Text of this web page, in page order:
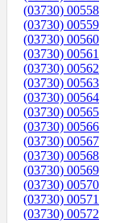
(03730) 00558
(03730) 00559
(03730) 00560
(03730) 00561
(03730) 00562
(03730) 00563
(03730) 00564
(03730) 00565
(03730) 00566
(03730) 00567
(03730) 00568
(03730) 00569
(03730) 00570
(03730) 00571
(03730) 00572